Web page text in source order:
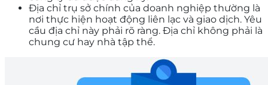
Địa chỉ trụ sở chính của doanh nghiệp thường là
nơi thực hiện hoạt động liên lạc và giao dịch. Yêu
cầu địa chỉ này phải rõ ràng. Địa chỉ không phải là
chung cư hay nhà tập thể.